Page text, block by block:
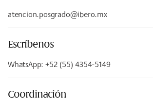
atencion.posgrado@ibero.mx
Escríbenos
WhatsApp: +52 (55) 4354-5149
Coordinación